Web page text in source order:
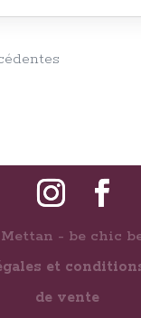
- be chic
et
de vente